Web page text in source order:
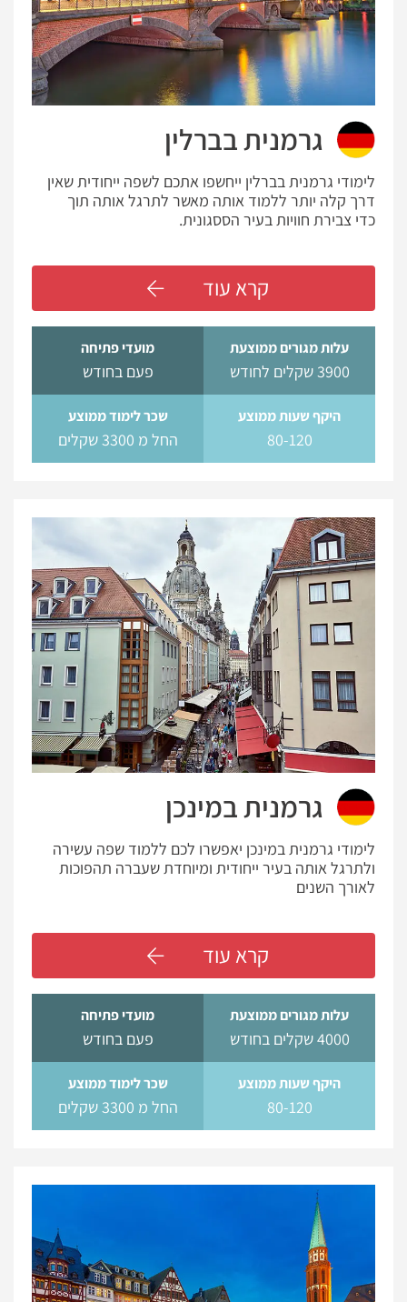
גרמנית בברלין
קרא עוד
לימודי גרמנית בברלין ייחשפו אתכם לשפה ייחודית שאין
דרך קלה יותר ללמוד אותה מאשר לתרגל אותה תוך
כדי צבירת חוויות בעיר הססגונית.
מועדי פתיחה
פעם בחודש
עלות מגורים ממוצעת
3900 שקלים לחודש
שכר לימוד ממוצע
החל מ 3300 שקלים
היקף שעות ממוצע
80-120
גרמנית במינכן
קרא עוד
לימודי גרמנית במינכן יאפשרו לכם ללמוד שפה עשירה
ולתרגל אותה בעיר ייחודית ומיוחדת שעברה תהפוכות
לאורך השנים
מועדי פתיחה
פעם בחודש
עלות מגורים ממוצעת
4000 שקלים בחודש
שכר לימוד ממוצע
החל מ 3300 שקלים
היקף שעות ממוצע
80-120